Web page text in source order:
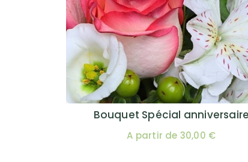
Bouquet Spécial anniversaire
A partir de 30,00 €